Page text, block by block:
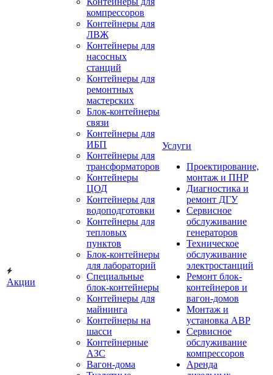
Акции
компрессоров
Контейнеры для
ЛВЖ
Контейнеры для
насосных
станций
Контейнеры для
ремонтных
мастерских
Блок-контейнеры
связи
Контейнеры для
ИБП
Контейнеры для
трансформаторов
Контейнеры
ЦОД
Контейнеры для
водоподготовки
Контейнеры для
тепловых
пунктов
Блок-контейнеры
для лабораторий
Специальные
блок-контейнеры
Контейнеры для
майнинга
Контейнеры на
шасси
Контейнерные
АЗС
Вагон-дома
Услуги
Проектирование,
монтаж и ПНР
Диагностика и
ремонт ДГУ
Сервисное
обслуживание
генераторов
Техническое
обслуживание
электростанций
Ремонт блок-
контейнеров и
вагон-домов
Монтаж и
установка АВР
Сервисное
обслуживание
компрессоров
Аренда